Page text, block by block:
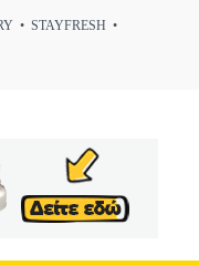
• STAYFRESH •